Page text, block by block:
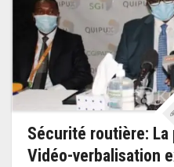
Sécurité routière:
Vidéo-verbalisation